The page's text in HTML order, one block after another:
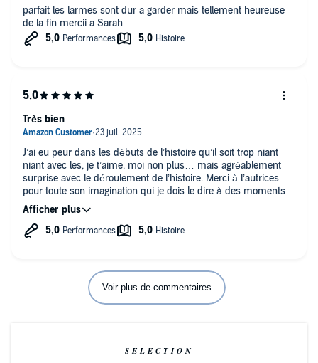
parfait les larmes sont dur a garder mais tellement heureuse
de la fin mercii a Sarah
J’ai eu peur dans les débuts de l’histoire qu’il soit trop niant
niant avec les, je t’aime, moi non plus… mais agréablement
surprise avec le déroulement de l’histoire. Merci à l’autrices
pour toute son imagination qui je dois le dire à des moments
de cruauté et merci aux narrateurs qui nous emportent dans
cette histoire.
Très bien
Voir plus de commentaires
SÉLECTION